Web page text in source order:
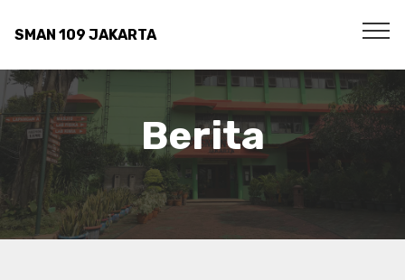
SMAN 109 JAKARTA
Berita